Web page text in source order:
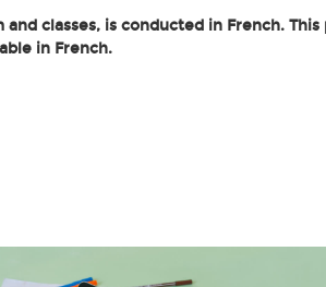
classes, is conducted in French. This
in French.